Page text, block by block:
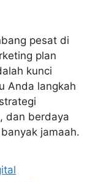
pesat di
plan
kunci
Anda langkah
dan berdaya
jamaah.